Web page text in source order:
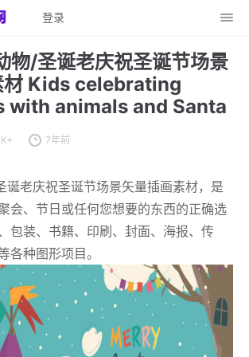
登录
物/圣诞老庆祝圣诞节场景
材 Kids celebrating
with animals and Santa
7年前
诞老庆祝圣诞节场景矢量插画素材，是
会、节日或任何您想要的东西的正确选
包装、书籍、印刷、封面、海报、传
各种图形项目。